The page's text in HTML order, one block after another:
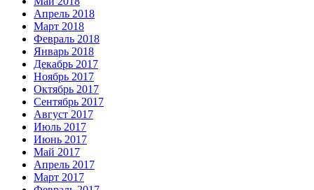
Апрель 2018
Март 2018
Февраль 2018
Январь 2018
Декабрь 2017
Ноябрь 2017
Октябрь 2017
Сентябрь 2017
Август 2017
Июль 2017
Июнь 2017
Май 2017
Апрель 2017
Март 2017